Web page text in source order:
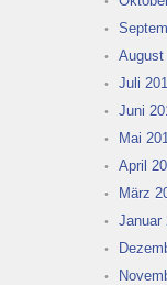
August
Juli
Juni
Mai
April
März
Januar